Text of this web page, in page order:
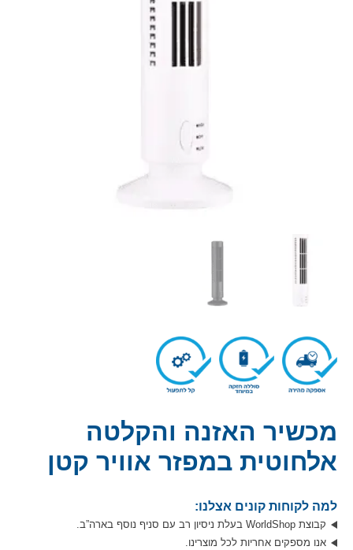
מכשיר האזנה והקלטה
אלחוטית במפזר אוויר קטן
למה לקוחות קונים אצלנו:
קבוצת WorldShop בעלת ניסיון רב עם סניף נוסף בארה”ב.
אנו מספקים אחריות לכל מוצרינו.